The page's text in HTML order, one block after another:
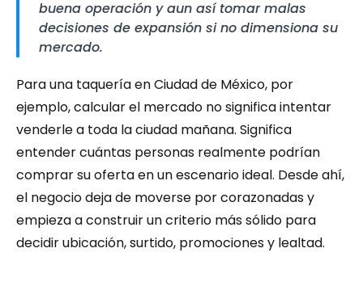
buena operación y aun así tomar malas
decisiones de expansión si no dimensiona su
mercado.
Para una taquería en Ciudad de México, por
ejemplo, calcular el mercado no significa intentar
venderle a toda la ciudad mañana. Significa
entender cuántas personas realmente podrían
comprar su oferta en un escenario ideal. Desde ahí,
el negocio deja de moverse por corazonadas y
empieza a construir un criterio más sólido para
decidir ubicación, surtido, promociones y lealtad.